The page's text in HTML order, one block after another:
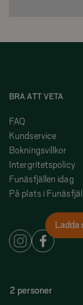
2 personer
BRA ATT VETA
FAQ
Kundservice
Bokningsvillkor
Intergritetspolicy
Funäsfjällen idag
På plats i
Ladda